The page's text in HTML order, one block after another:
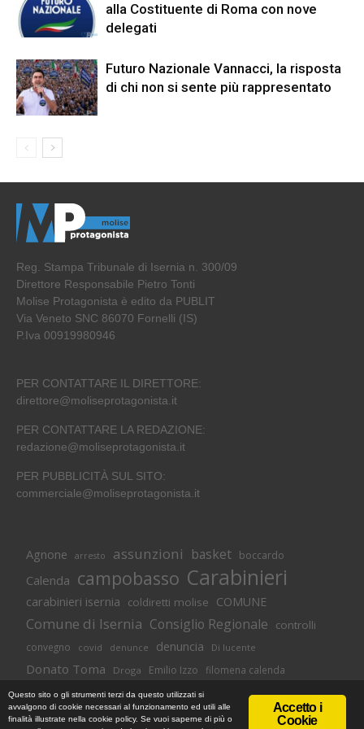
alla Costituente di Roma con nove
delegati
Futuro Nazionale Vannacci, la risposta
di chi non si sente più rappresentato
Reg. Stampa Tribunale di Isernia n. 300/09
Direttore Responsabile Pietro Tonti
Molise Protagonista è edito da PUBLIT
Via Veneto SNC 86070 Fornelli (IS)
P.Iva 00919980946
PER CONTATTARE IL DIRETTORE:
direttore@moliseprotagonista.it
PER CONTATTARE LA REDAZIONE:
redazione@moliseprotagonista.it
PER PUBBLICITÀ SUL SITO:
commerciale@moliseprotagonista.it
Agnone arresto assunzioni basket boccardo
Calenda campobasso Carabinieri
carabinieri isernia coldiretti molise COMUNE
Comune di Isernia Consiglio Regionale controlli
convegno covid denunce denuncia Di lucente
Donato Toma Droga Emilio Izzo filomena calenda
Isernia lavoro M5S magnolia molise
neuromed Occupazione polizia polizia di stato
© Copyright 2018 - Informativa Cookie |Privacy Policy
Accetto i
Cookie
Questo sito o gli strumenti terzi da questo utilizzati si
avvalgono di cookie necessari al funzionamento ed utili alle
finalità illustrate nella cookie policy. Se vuoi saperne di più o